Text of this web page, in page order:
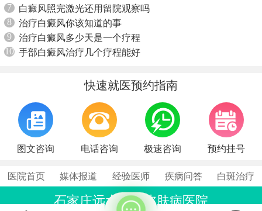
7
白癜风照完激光还用留院观察吗
8
治疗白癜风你该知道的事
9
治疗白癜风多少天是一个疗程
10 手部白癜风治疗几个疗程能好
快速就医预约指南
图文咨询 电话咨询 极速咨询 预约挂号
医院首页 媒体报道 经验医师 疾病问答 白斑治疗
石家庄远大中医皮肤病医院